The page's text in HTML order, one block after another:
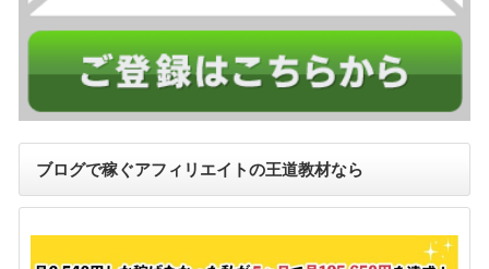
ブログで稼ぐアフィリエイトの王道教材なら